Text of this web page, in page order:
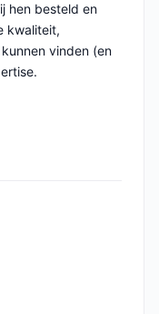
hen besteld en
kwaliteit,
vinden (en